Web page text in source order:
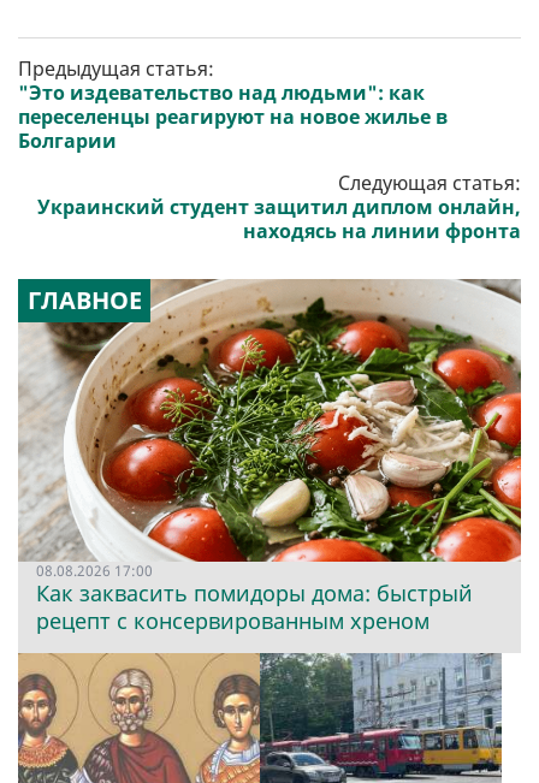
Предыдущая статья:
"Это издевательство над людьми": как
переселенцы реагируют на новое жилье в
Болгарии
Следующая статья:
Украинский студент защитил диплом онлайн,
находясь на линии фронта
ГЛАВНОЕ
08.08.2026 17:00
Как заквасить помидоры дома: быстрый
рецепт с консервированным хреном